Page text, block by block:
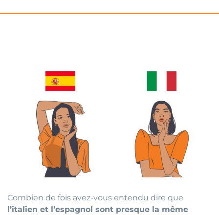
Combien de fois avez-vous entendu dire que
l’italien et l’espagnol sont presque la même